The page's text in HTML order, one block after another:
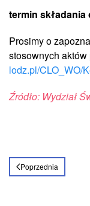
termin składania
Prosimy o
stosownych aktów
lodz.pl/CLO_WO/
Źródło: Wydział
Poprzednia